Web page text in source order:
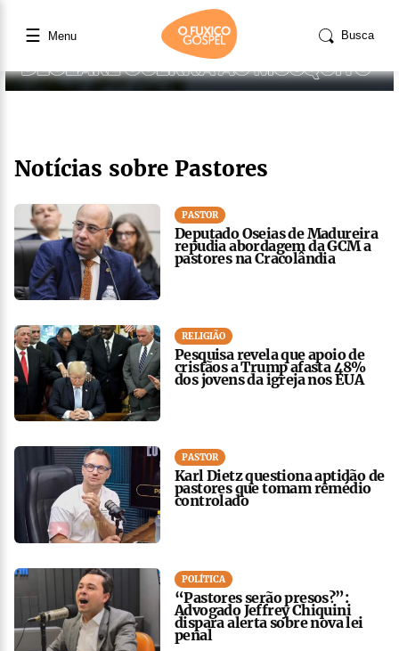
☰ Menu Busca
Notícias sobre Pastores
PASTOR
Deputado Oseias de Madureira
repudia abordagem da GCM a
pastores na Cracolândia
RELIGIÃO
Pesquisa revela que apoio de
cristãos a Trump afasta 48%
dos jovens da igreja nos EUA
PASTOR
Karl Dietz questiona aptidão de
pastores que tomam remédio
controlado
POLÍTICA
“Pastores serão presos?”:
Advogado Jeffrey Chiquini
dispara alerta sobre nova lei
penal